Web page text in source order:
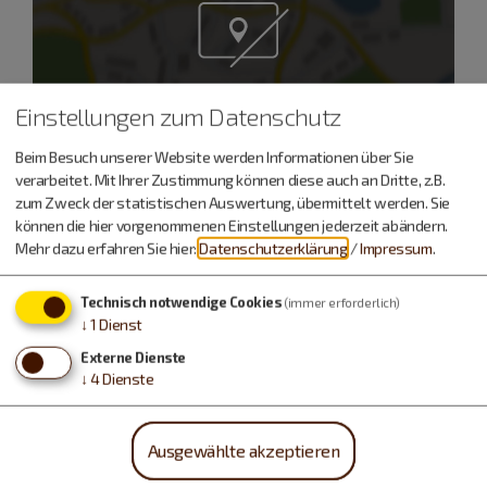
bereitgestellte externe Inhalte laden?
Ja Immer
Kirche St. Laurentius
Pfarrer Glötzner
Hauptstraße 24
85095 Denkendorf
Ortsmitte (Hauptstr. 24).
Einstellungen zum Datenschutz
Beim Besuch unserer Website werden Informationen über Sie
verarbeitet. Mit Ihrer Zustimmung können diese auch an Dritte, z.B.
zum Zweck der statistischen Auswertung, übermittelt werden. Sie
können die hier vorgenommenen Einstellungen jederzeit abändern.
Mehr dazu erfahren Sie hier:Datenschutzerklärung /Impressum.
Technisch notwendige Cookies (immer erforderlich)
↓ 1 Dienst
Externe Dienste
↓ 4Dienste
Ausgewählte akzeptieren